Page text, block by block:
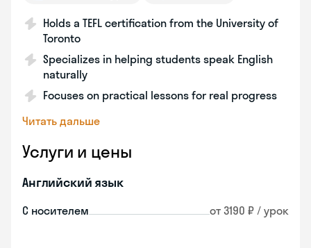
Holds a TEFL certification from the University of
Toronto
Specializes in helping students speak English
naturally
Focuses on practical lessons for real progress
Читать дальше
Услуги и цены
Английский язык
С носителем от 3190 ₽ / урок